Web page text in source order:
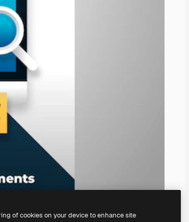
of cookies on your device to enhance site